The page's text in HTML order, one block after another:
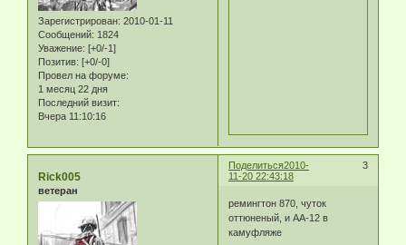
Зарегистрирован: 2010-01-11
Сообщений: 1824
Уважение: [+0/-1]
Позитив: [+0/-0]
Провел на форуме:
1 месяц 22 дня
Последний визит:
Вчера 11:10:16
Поделиться 3
2010-
11-20 22:43:18
Rick005
ветеран
ремингтон 870, чуток
оттюненый, и АА-12 в
камуфляже